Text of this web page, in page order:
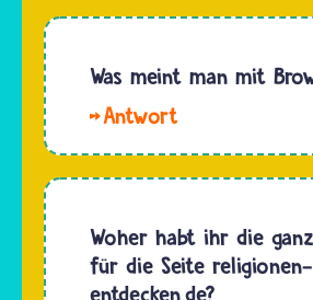
Was meint man mit
ist der
deiner
"Tür zum
Internet".
Woher habt ihr die
für die Seite religionen-
entdecken.de?